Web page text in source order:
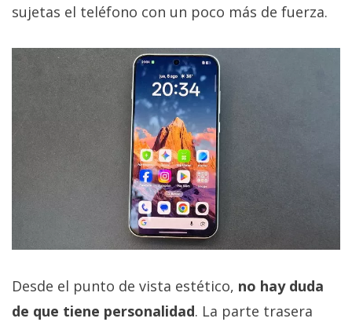
sujetas el teléfono con un poco más de fuerza.
Desde el punto de vista estético, no hay duda
de que tiene personalidad. La parte trasera